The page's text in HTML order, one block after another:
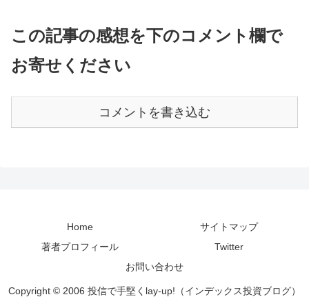
この記事の感想を下のコメント欄で
お寄せください
コメントを書き込む
Home
サイトマップ
著者プロフィール
Twitter
お問い合わせ
Copyright © 2006 投信で手堅くlay-up!（インデックス投資ブログ）